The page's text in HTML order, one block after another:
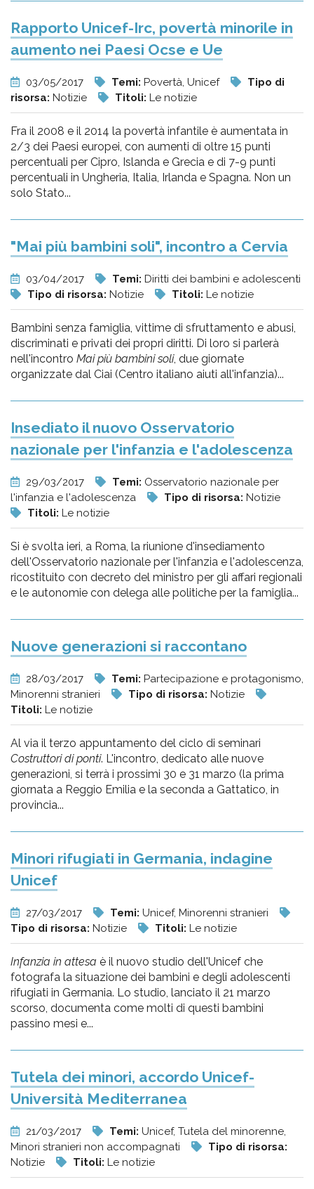
Rapporto Unicef-Irc, povertà minorile in
aumento nei Paesi Ocse e Ue
03/05/2017 Temi: Povertà, Unicef
Tipo di
risorsa: Notizie Titoli: Le notizie
Fra il 2008 e il 2014 la povertà infantile è aumentata in
2/3 dei Paesi europei, con aumenti di oltre 15 punti
percentuali per Cipro, Islanda e Grecia e di 7-9 punti
percentuali in Ungheria, Italia, Irlanda e Spagna. Non un
solo Stato...
"Mai più bambini soli", incontro a Cervia
03/04/2017 Temi: Diritti dei bambini e adolescenti
Tipo di risorsa: Notizie Titoli: Le notizie
Bambini senza famiglia, vittime di sfruttamento e abusi,
discriminati e privati dei propri diritti. Di loro si parlerà
nell'incontro Mai più bambini soli, due giornate
organizzate dal Ciai (Centro italiano aiuti all'infanzia)...
Insediato il nuovo Osservatorio
nazionale per l'infanzia e l'adolescenza
29/03/2017 Temi: Osservatorio nazionale per
l'infanzia e l'adolescenza
Tipo di risorsa: Notizie
Titoli: Le notizie
Si è svolta ieri, a Roma, la riunione d'insediamento
dell'Osservatorio nazionale per l'infanzia e l'adolescenza,
ricostituito con decreto del ministro per gli affari regionali
e le autonomie con delega alle politiche per la famiglia...
Nuove generazioni si raccontano
28/03/2017 Temi: Partecipazione e protagonismo,
Minorenni stranieri
Tipo di risorsa: Notizie
Titoli: Le notizie
Al via il terzo appuntamento del ciclo di seminari
Costruttori di ponti. L'incontro, dedicato alle nuove
generazioni, si terrà i prossimi 30 e 31 marzo (la prima
giornata a Reggio Emilia e la seconda a Gattatico, in
provincia...
Minori rifugiati in Germania, indagine
Unicef
27/03/2017 Temi: Unicef, Minorenni stranieri
Tipo di risorsa: Notizie Titoli: Le notizie
Infanzia in attesa è il nuovo studio dell'Unicef che
fotografa la situazione dei bambini e degli adolescenti
rifugiati in Germania. Lo studio, lanciato il 21 marzo
scorso, documenta come molti di questi bambini
passino mesi e...
Tutela dei minori, accordo Unicef-
Università Mediterranea
21/03/2017 Temi: Unicef, Tutela del minorenne,
Minori stranieri non accompagnati
Tipo di risorsa:
Notizie
Titoli: Le notizie